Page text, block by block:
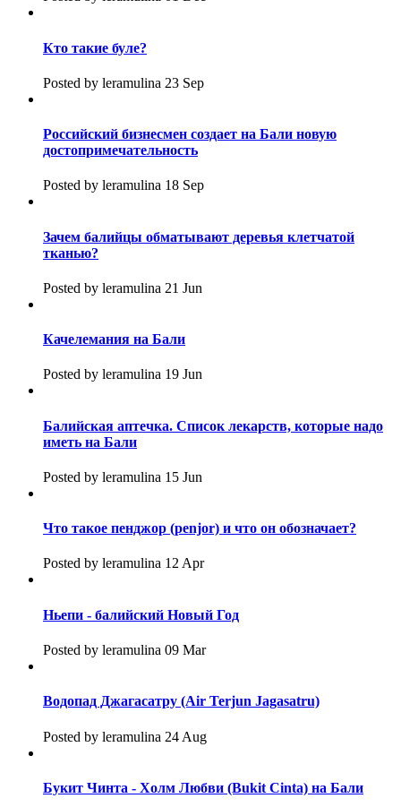
Кто такие буле?
Posted by leramulina 23 Sep
Российский бизнесмен создает на Бали новую
достопримечательность
Posted by leramulina 18 Sep
Зачем балийцы обматывают деревья клетчатой
тканью?
Posted by leramulina 21 Jun
Качелемания на Бали
Posted by leramulina 19 Jun
Балийская аптечка. Список лекарств, которые надо
иметь на Бали
Posted by leramulina 15 Jun
Что такое пенджор (penjor) и что он обозначает?
Posted by leramulina 12 Apr
Ньепи - балийский Новый Год
Posted by leramulina 09 Mar
Водопад Джагасатру (Air Terjun Jagasatru)
Posted by leramulina 24 Aug
Букит Чинта - Холм Любви (Bukit Cinta) на Бали